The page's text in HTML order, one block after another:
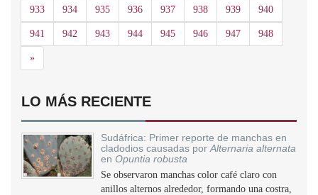
933 934 935 936 937 938 939 940
941 942 943 944 945 946 947 948
»Siguiente
LO MÁS RECIENTE
Sudáfrica: Primer reporte de manchas en
cladodios causadas por Alternaria alternata
en Opuntia robusta
Se observaron manchas color café claro con
anillos alternos alrededor, formando una costra,